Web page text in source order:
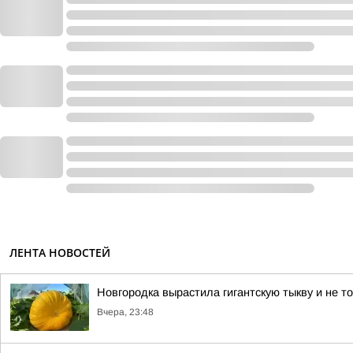
ЛЕНТА НОВОСТЕЙ
Новгородка вырастила гигантскую тыкву и не
Вчера, 23:48